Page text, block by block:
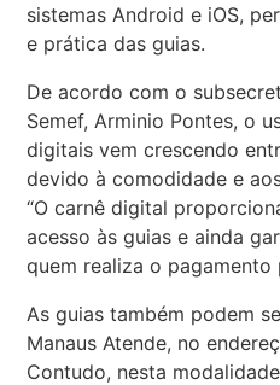
sistemas Android e iOS,
e prática das guias.
De acordo com o
Semef, Arminio Pontes, o
digitais vem crescendo
devido à comodidade e
“O carnê digital
acesso às guias e ainda
quem realiza o pagamento
As guias também podem
Manaus Atende, no
Contudo, nesta